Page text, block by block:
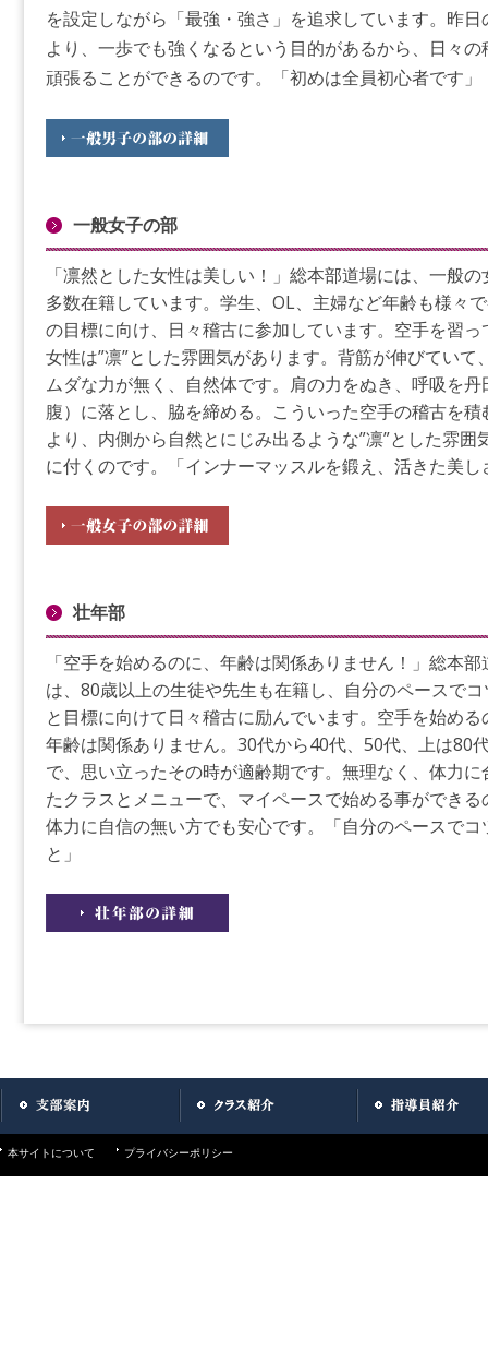
を設定しながら「最強・強さ」を追求しています。昨日
より、一歩でも強くなるという目的があるから、日々の
頑張ることができるのです。「初めは全員初心者です」
一般女子の部
「凛然とした女性は美しい！」総本部道場には、一般の
多数在籍しています。学生、OL、主婦など年齢も様々
の目標に向け、日々稽古に参加しています。空手を習っ
女性は”凛”とした雰囲気があります。背筋が伸びていて
ムダな力が無く、自然体です。肩の力をぬき、呼吸を丹
腹）に落とし、脇を締める。こういった空手の稽古を積
より、内側から自然とにじみ出るような”凛”とした雰囲
に付くのです。「インナーマッスルを鍛え、活きた美し
壮年部
「空手を始めるのに、年齢は関係ありません！」総本部
は、80歳以上の生徒や先生も在籍し、自分のペースで
と目標に向けて日々稽古に励んでいます。空手を始める
年齢は関係ありません。30代から40代、50代、上は80
で、思い立ったその時が適齢期です。無理なく、体力に
たクラスとメニューで、マイペースで始める事ができる
体力に自信の無い方でも安心です。「自分のペースでコ
と」
本サイトについて プライバシーポリシー